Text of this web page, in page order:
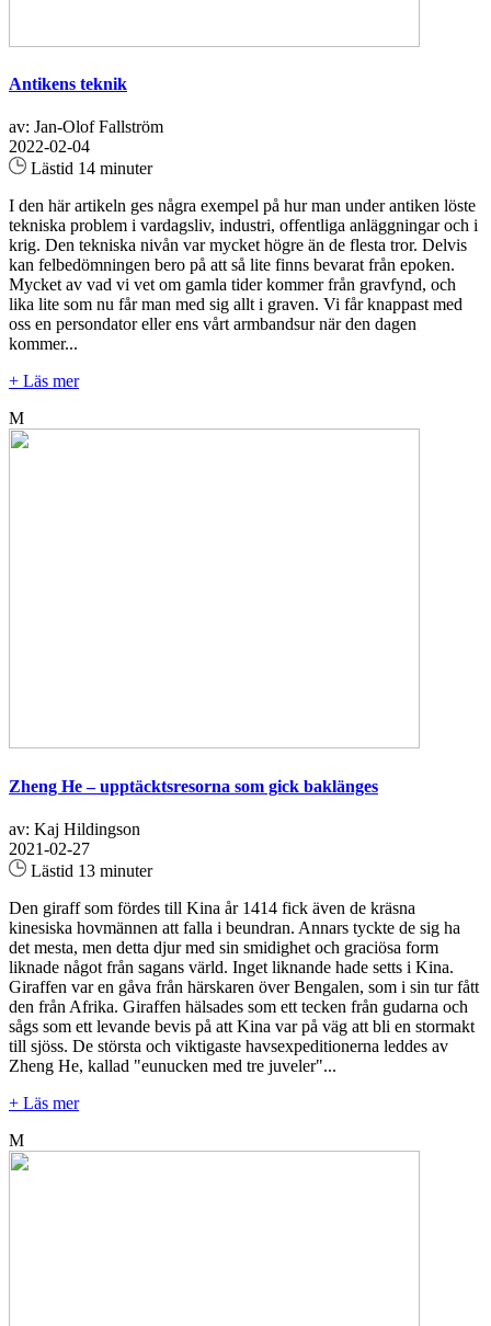
Antikens teknik
av: Jan-Olof Fallström
2022-02-04
Lästid 14 minuter
I den här artikeln ges några exempel på hur man under antiken löste
tekniska problem i vardagsliv, industri, offentliga anläggningar och i
krig. Den tekniska nivån var mycket högre än de flesta tror. Delvis
kan felbedömningen bero på att så lite finns bevarat från epoken.
Mycket av vad vi vet om gamla tider kommer från gravfynd, och
lika lite som nu får man med sig allt i graven. Vi får knappast med
oss en persondator eller ens vårt armbandsur när den dagen
kommer...
+ Läs mer
M
Zheng He – upptäcktsresorna som gick baklänges
av: Kaj Hildingson
2021-02-27
Lästid 13 minuter
Den giraff som fördes till Kina år 1414 fick även de kräsna
kinesiska hovmännen att falla i beundran. Annars tyckte de sig ha
det mesta, men detta djur med sin smidighet och graciösa form
liknade något från sagans värld. Inget liknande hade setts i Kina.
Giraffen var en gåva från härskaren över Bengalen, som i sin tur fått
den från Afrika. Giraffen hälsades som ett tecken från gudarna och
sågs som ett levande bevis på att Kina var på väg att bli en stormakt
till sjöss. De största och viktigaste havsexpeditionerna leddes av
Zheng He, kallad "eunucken med tre juveler"...
+ Läs mer
M